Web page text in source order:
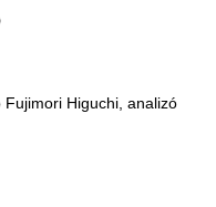
Higuchi, analizó